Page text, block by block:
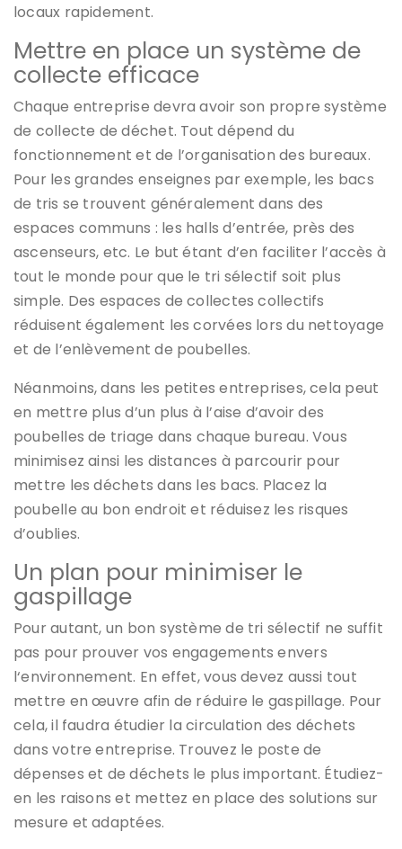
locaux rapidement.
Mettre en place un système de
collecte efficace
Chaque entreprise devra avoir son propre système
de collecte de déchet. Tout dépend du
fonctionnement et de l’organisation des bureaux.
Pour les grandes enseignes par exemple, les bacs
de tris se trouvent généralement dans des
espaces communs : les halls d’entrée, près des
ascenseurs, etc. Le but étant d’en faciliter l’accès à
tout le monde pour que le tri sélectif soit plus
simple. Des espaces de collectes collectifs
réduisent également les corvées lors du nettoyage
et de l’enlèvement de poubelles.
Néanmoins, dans les petites entreprises, cela peut
en mettre plus d’un plus à l’aise d’avoir des
poubelles de triage dans chaque bureau. Vous
minimisez ainsi les distances à parcourir pour
mettre les déchets dans les bacs. Placez la
poubelle au bon endroit et réduisez les risques
d’oublies.
Un plan pour minimiser le
gaspillage
Pour autant, un bon système de tri sélectif ne suffit
pas pour prouver vos engagements envers
l‘environnement. En effet, vous devez aussi tout
mettre en œuvre afin de réduire le gaspillage. Pour
cela, il faudra étudier la circulation des déchets
dans votre entreprise. Trouvez le poste de
dépenses et de déchets le plus important. Étudiez-
en les raisons et mettez en place des solutions sur
mesure et adaptées.